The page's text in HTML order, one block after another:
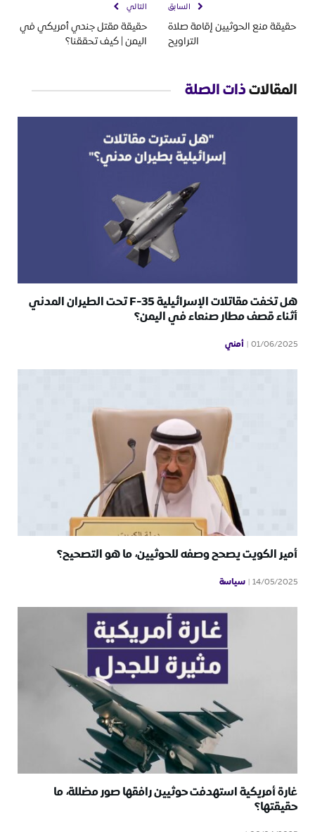
السابق
حقيقة منع الحوثيين إقامة صلاة
التراويح
التالي
حقيقة مقتل جندي أمريكي في
اليمن | كيف تحققنا؟
المقالاتذات الصلة
هل تخفت مقاتلات الإسرائيلية F-35 تحت الطيران المدني
أثناء قصف مطار صنعاء في اليمن؟
01/06/2025 أمني
أمير الكويت يصحح وصفه للحوثيين، ما هو التصحيح؟
14/05/2025 سياسة
غارة أمريكية استهدفت حوثيين رافقها صور مضللة، ما
حقيقتها؟